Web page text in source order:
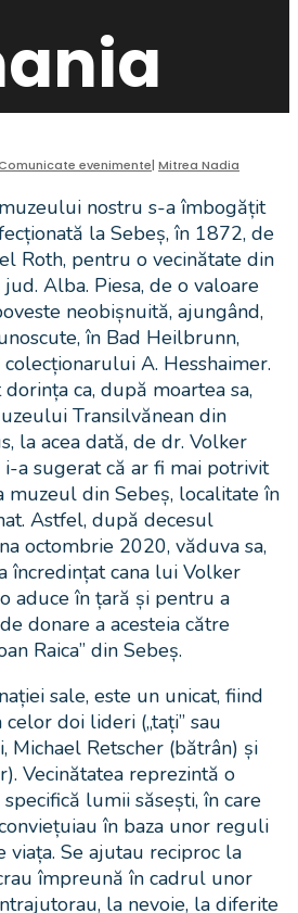
evenimente| Mitrea Nadia
nostru s-a îmbogățit
la Sebeș, în 1872, de
Roth, pentru o vecinătate din
Alba. Piesa, de o valoare
neobișnuită, ajungând,
în Bad Heilbrunn,
colecționarului A. Hesshaimer.
ca, după moartea sa,
Transilvănean din
la acea dată, de dr. Volker
a sugerat că ar fi mai potrivit
muzeul din Sebeș, localitate în
Astfel, după decesul
octombrie 2020, văduva sa,
încredințat cana lui Volker
aduce în țară și pentru a
donare a acesteia către
Raica” din Sebeș.
sale, este un unicat, fiind
doi lideri („tați” sau
Michael Retscher (bătrân) și
Vecinătatea reprezintă o
lumii săsești, în care
în baza unor reguli
viața. Se ajutau reciproc la
împreună în cadrul unor
la nevoie, la diferite